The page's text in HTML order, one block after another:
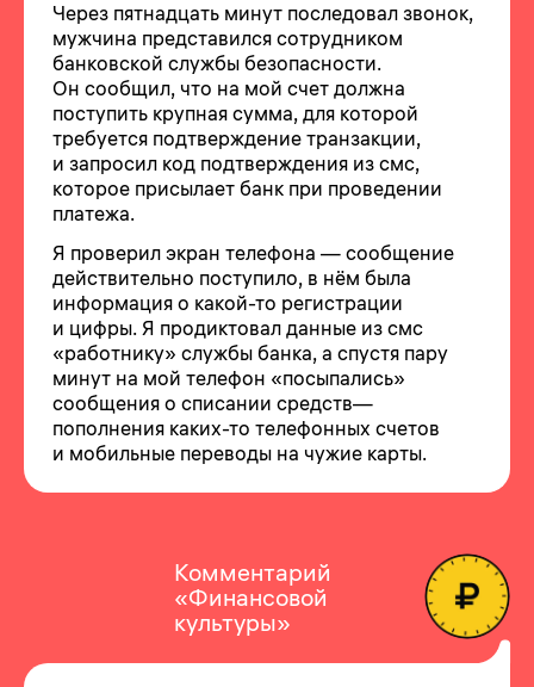
Через пятнадцать минут последовал звонок,
мужчина представился сотрудником
банковской службы безопасности.
Он сообщил, что на мой счет должна
поступить крупная сумма, для которой
требуется подтверждение транзакции,
и запросил код подтверждения из смс,
которое присылает банк при проведении
платежа.
Я проверил экран телефона — сообщение
действительно поступило, в нём была
информация о какой-то регистрации
и цифры. Я продиктовал данные из смс
«работнику» службы банка, а спустя пару
минут на мой телефон «посыпались»
сообщения о списании средств—
пополнения каких-то телефонных счетов
и мобильные переводы на чужие карты.
Комментарий
«Финансовой
культуры»